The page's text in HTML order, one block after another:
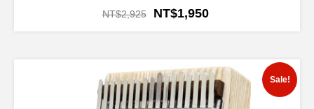
NT$2,925 NT$1,950
Sale!